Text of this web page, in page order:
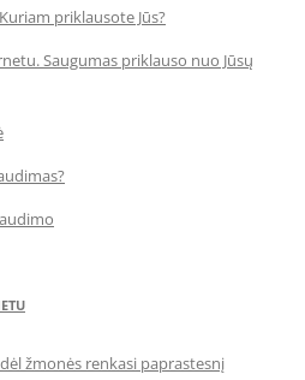
priklausote Jūs?
Saugumas priklauso nuo Jūsų
žmonės renkasi paprastesnį